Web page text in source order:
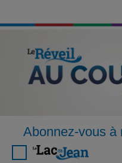
Abonnez-vous à